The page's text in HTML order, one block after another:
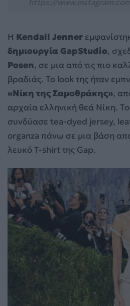
Η Kendall Jenner
δημιουργία GapStudio,
Posen, σε μια από τις πιο
βραδιάς. Το look της ήταν
«Νίκη της Σαμοθράκης»,
αρχαία ελληνική θεά Νίκη.
συνδύασε tea-dyed jersey,
organza πάνω σε μια βάση
λευκό T-shirt της Gap.